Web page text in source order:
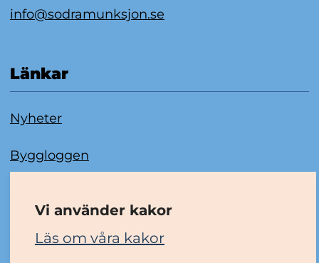
Vi använder kakor
Läs om våra kakor
info@sodramunksjon.se
Länkar
Nyheter
Byggloggen
Tillgänglighetsredogörelse